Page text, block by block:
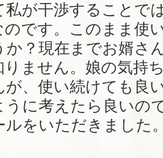
私が干渉することで
のです。このまま使
か？現在までお婿さ
りません。娘の気持
が、使い続けても良
うに考えたら良いの
ルをいただきました